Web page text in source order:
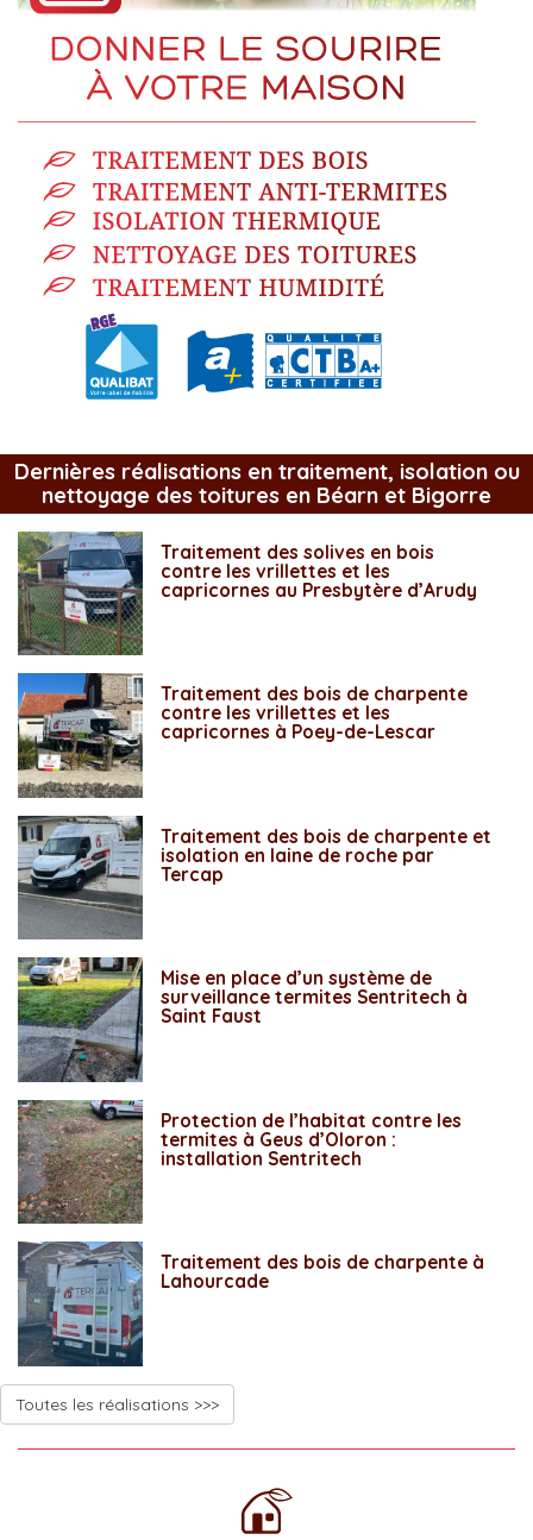
Dernières réalisations en traitement, isolation ou
nettoyage des toitures en Béarn et Bigorre
Traitement des solives en bois
contre les vrillettes et les
capricornes au Presbytère d’Arudy
Traitement des bois de charpente
contre les vrillettes et les
capricornes à Poey-de-Lescar
Traitement des bois de charpente et
isolation en laine de roche par
Tercap
Mise en place d’un système de
surveillance termites Sentritech à
Saint Faust
Protection de l’habitat contre les
termites à Geus d’Oloron :
installation Sentritech
Traitement des bois de charpente à
Lahourcade
Toutes les réalisations >>>